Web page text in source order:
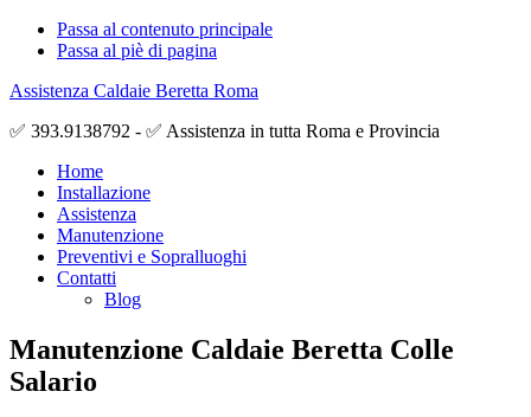
Passa al contenuto principale
Passa al piè di pagina
Assistenza Caldaie Beretta Roma
✅ 393.9138792 - ✅ Assistenza in tutta Roma e Provincia
Home
Installazione
Assistenza
Manutenzione
Preventivi e Sopralluoghi
Contatti
Blog
Manutenzione Caldaie Beretta Colle
Salario